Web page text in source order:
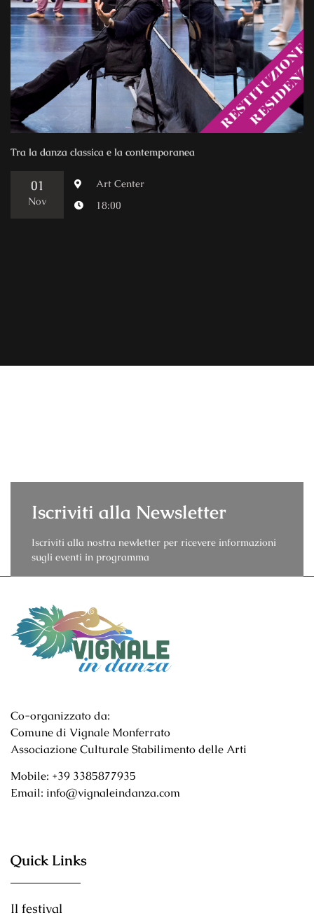
Tra la danza classica e la contemporanea
01
Nov
Art Center
18:00
Iscriviti alla Newsletter
Iscriviti alla nostra newletter per ricevere informazioni
sugli eventi in programma
Co-organizzato da:
Comune di Vignale Monferrato
Associazione Culturale Stabilimento delle Arti
Mobile: +39 3385877935
Email: info@vignaleindanza.com
Quick Links
Il festival